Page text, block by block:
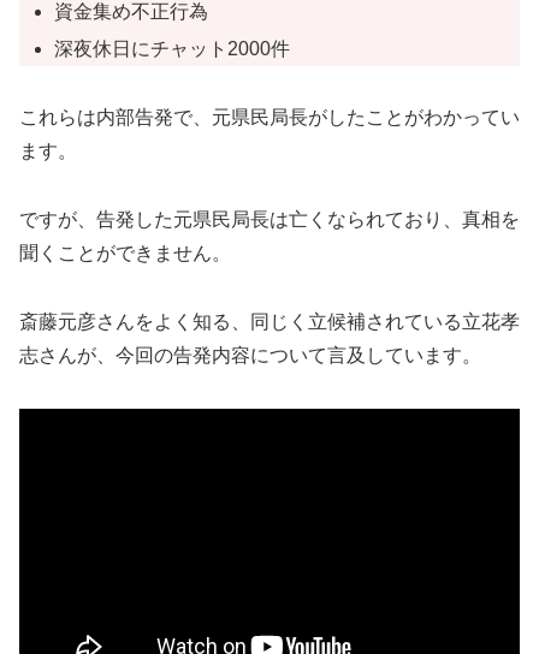
資金集め不正行為
深夜休日にチャット2000件
これらは内部告発で、元県民局長がしたことがわかってい
ます。
ですが、告発した元県民局長は亡くなられており、真相を
聞くことができません。
斎藤元彦さんをよく知る、同じく立候補されている立花孝
志さんが、今回の告発内容について言及しています。